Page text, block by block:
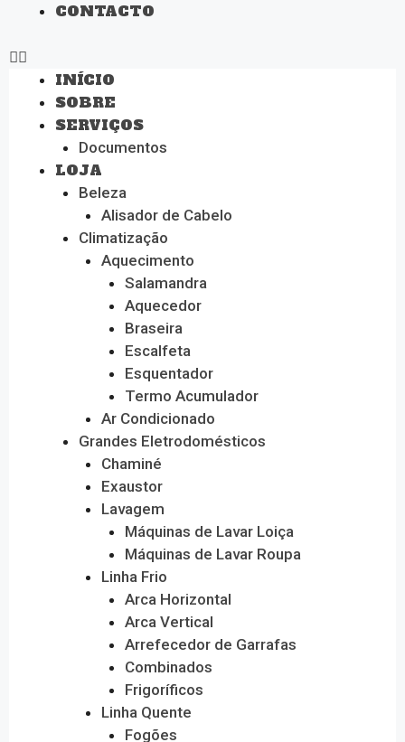
CONTACTO
INÍCIO
SOBRE
SERVIÇOS
Documentos
LOJA
Beleza
Alisador de Cabelo
Climatização
Aquecimento
Salamandra
Aquecedor
Braseira
Escalfeta
Esquentador
Termo Acumulador
Ar Condicionado
Grandes Eletrodomésticos
Chaminé
Exaustor
Lavagem
Máquinas de Lavar Loiça
Máquinas de Lavar Roupa
Linha Frio
Arca Horizontal
Arca Vertical
Arrefecedor de Garrafas
Combinados
Frigoríficos
Linha Quente
Fogões